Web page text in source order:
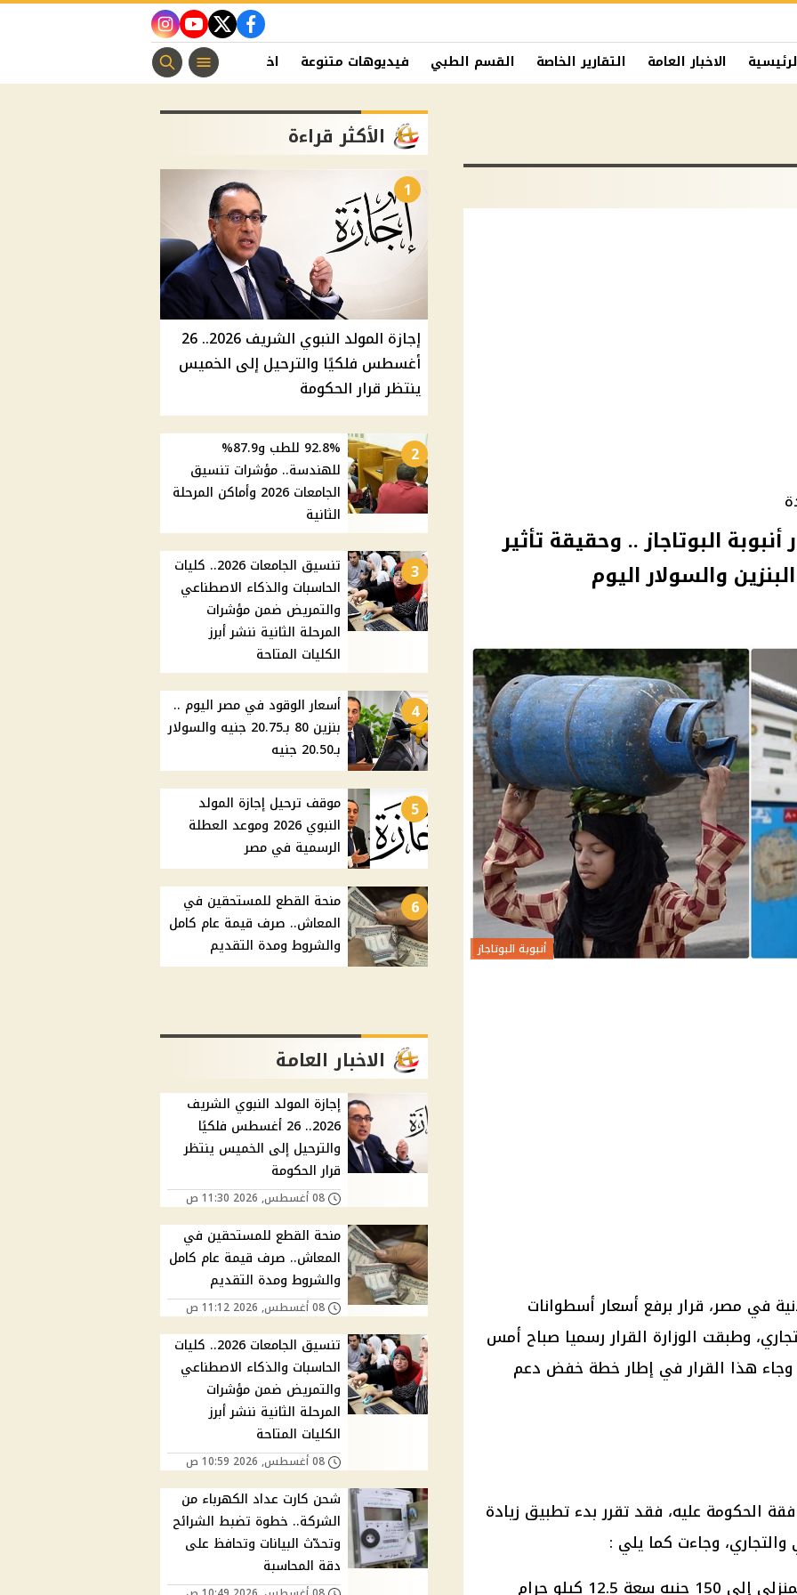
facebook
twitter
youtube
instagram
الاخبار العامة التقارير الخاصة القسم الطبي فيديوهات متنوعة اخبار الفن منوعات مسيحية
البوتاجاز .. وحقيقة تأثير
والسولار اليوم
أنبوبة البوتاجاز
في مصر، قراربرفعأسعارأسطوانات
وطبقت الوزارة القراررسميا صباح أمس
القرارفي إطار خطة خفض دعم
الحكومة عليه، فقد تقرر بدء تطبيق زيادة
والتجاري، وجاءت كما يلي :
المنزلي إلى 150 جنيه سعة 12.5 كيلو جرام
الأكثر قراءة
1
إجازة المولد النبوي الشريف 2026.. 26
أغسطس فلكيًا والترحيل إلى الخميس
ينتظر قرار الحكومة
2
92.8% للطب و87.9%
للهندسة.. مؤشرات تنسيق
الجامعات 2026 وأماكن المرحلة
الثانية
3
تنسيق الجامعات 2026.. كليات
الحاسبات والذكاء الاصطناعي
والتمريض ضمن مؤشرات
المرحلة الثانية ننشر أبرز
الكليات المتاحة
4
أسعار الوقود في مصر اليوم ..
بنزين 80 بـ20.75 جنيه والسولار
بـ20.50 جنيه
5
موقف ترحيل إجازة المولد
النبوي 2026 وموعد العطلة
الرسمية في مصر
6
منحة القطع للمستحقين في
المعاش.. صرف قيمة عام كامل
والشروط ومدة التقديم
الاخبار العامة
إجازة المولد النبوي الشريف
2026.. 26 أغسطس فلكيًا
والترحيل إلى الخميس ينتظر
قرار الحكومة
08 أغسطس, 2026 11:30 ص
منحة القطع للمستحقين في
المعاش.. صرف قيمة عام كامل
والشروط ومدة التقديم
08 أغسطس, 2026 11:12 ص
تنسيق الجامعات 2026.. كليات
الحاسبات والذكاء الاصطناعي
والتمريض ضمن مؤشرات
المرحلة الثانية ننشر أبرز
الكليات المتاحة
08 أغسطس, 2026 10:59 ص
شحن كارت عداد الكهرباء من
الشركة.. خطوة تضبط الشرائح
وتحدّث البيانات وتحافظ على
دقة المحاسبة